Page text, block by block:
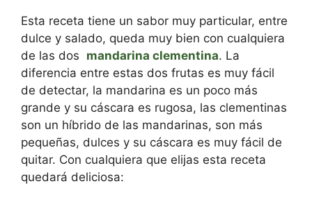
Esta receta tiene un sabor muy particular, entre
dulce y salado, queda muy bien con cualquiera
de las dos mandarina clementina. La
diferencia entre estas dos frutas es muy fácil
de detectar, la mandarina es un poco más
grande y su cáscara es rugosa, las clementinas
son un híbrido de las mandarinas, son más
pequeñas, dulces y su cáscara es muy fácil de
quitar. Con cualquiera que elijas esta receta
quedará deliciosa: